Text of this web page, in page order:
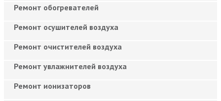
Ремонт обогревателей
Ремонт осушителей воздуха
Ремонт очистителей воздуха
Ремонт увлажнителей воздуха
Ремонт ионизаторов